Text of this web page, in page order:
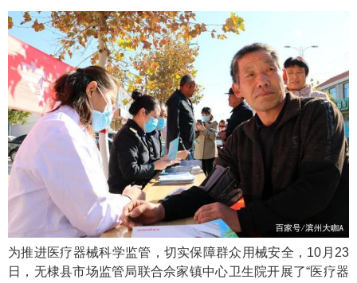
为推进医疗器械科学监管，切实保障群众用械安全，10月23
日，无棣县市场监管局联合佘家镇中心卫生院开展了“医疗器